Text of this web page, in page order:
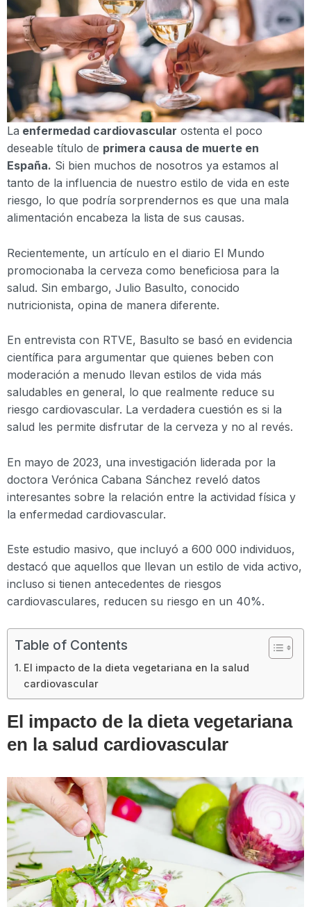
La enfermedad cardiovascular ostenta el poco
deseable título de primera causa de muerte en
España. Si bien muchos de nosotros ya estamos al
tanto de la influencia de nuestro estilo de vida en este
riesgo, lo que podría sorprendernos es que una mala
alimentación encabeza la lista de sus causas.
Recientemente, un artículo en el diario El Mundo
promocionaba la cerveza como beneficiosa para la
salud. Sin embargo, Julio Basulto, conocido
nutricionista, opina de manera diferente.
En entrevista con RTVE, Basulto se basó en evidencia
científica para argumentar que quienes beben con
moderación a menudo llevan estilos de vida más
saludables en general, lo que realmente reduce su
riesgo cardiovascular. La verdadera cuestión es si la
salud les permite disfrutar de la cerveza y no al revés.
En mayo de 2023, una investigación liderada por la
doctora Verónica Cabana Sánchez reveló datos
interesantes sobre la relación entre la actividad física y
la enfermedad cardiovascular.
Este estudio masivo, que incluyó a 600 000 individuos,
destacó que aquellos que llevan un estilo de vida activo,
incluso si tienen antecedentes de riesgos
cardiovasculares, reducen su riesgo en un 40%.
Table of Contents
El impacto de la dieta vegetariana en la salud
cardiovascular
El impacto de la dieta vegetariana
en la salud cardiovascular